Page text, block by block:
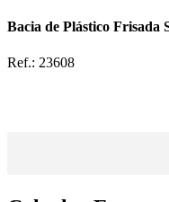
Bacia de Plástico Frisada
Ref.: 23608